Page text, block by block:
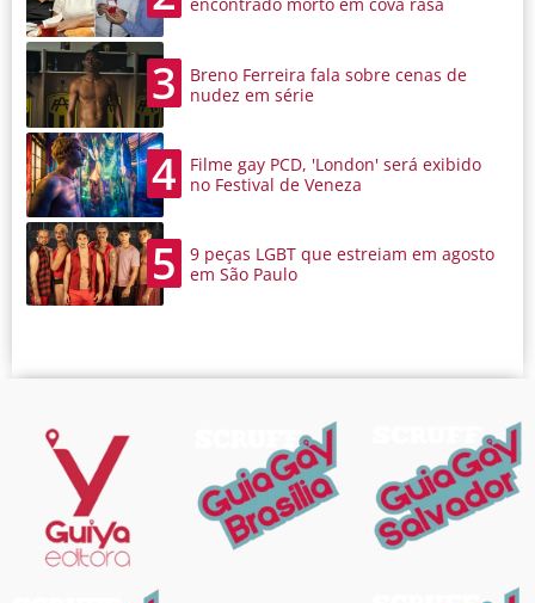
3
Breno Ferreira fala sobre cenas de
nudez em série
4
Filme gay PCD, 'London' será exibido
no Festival de Veneza
5
9 peças LGBT que estreiam em agosto
em São Paulo